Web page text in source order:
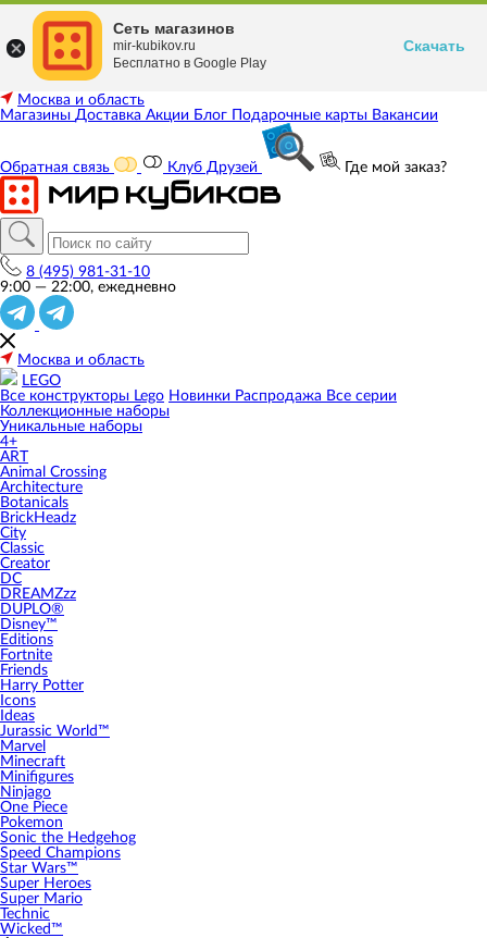
Москва и область
Магазины Доставка Акции Блог Подарочные карты Вакансии
Обратная связь Клуб Друзей Где мой заказ?
8 (495) 981-31-10
9:00 — 22:00, ежедневно
Москва и область
LEGO
Все конструкторы Lego Новинки Распродажа Все серии
Коллекционные наборы
Уникальные наборы
4+
ART
Animal Crossing
Architecture
Botanicals
BrickHeadz
City
Classic
Creator
DC
DREAMZzz
DUPLO®
Disney™
Editions
Fortnite
Friends
Harry Potter
Icons
Ideas
Jurassic World™
Marvel
Minecraft
Minifigures
Ninjago
One Piece
Pokemon
Sonic the Hedgehog
Speed Champions
Star Wars™
Super Heroes
Super Mario
Technic
Wicked™
Сеть магазинов
mir-kubikov.ru
Бесплатно в Google Play
Скачать